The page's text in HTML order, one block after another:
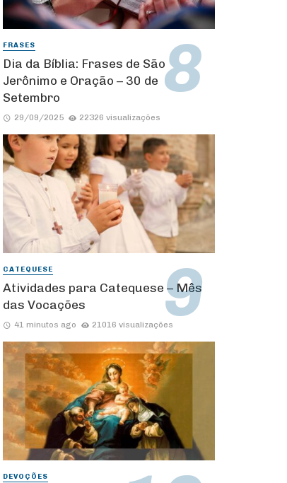
FRASES
Dia da Bíblia: Frases de São
Jerônimo e Oração – 30 de
Setembro
29/09/2025 22326 visualizações
CATEQUESE
Atividades para Catequese – Mês
das Vocações
41 minutos ago 21016 visualizações
DEVOÇÕES